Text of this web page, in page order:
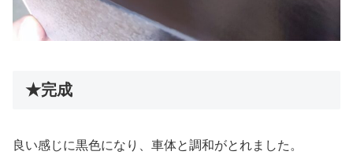
★完成
良い感じに黒色になり、車体と調和がとれました。